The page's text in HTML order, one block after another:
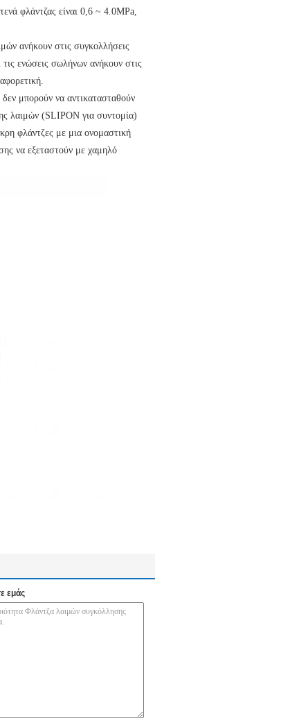
φλάντζας είναι 0,6 ~ 4.0MPa,
ανήκουν στις συγκολλήσεις
ενώσεις σωλήνων ανήκουν στις
μπορούν να αντικατασταθούν
λαιμών (SLIPON για συντομία)
φλάντζες με μια ονομαστική
να εξεταστούν με χαμηλό
εμάς